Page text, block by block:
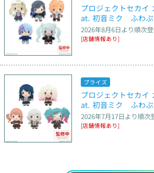
プロジェクトセカイ
at. 初音ミク　ふわ
d BAD SQUAD”～
2026年8月6日より順次
[店舗情報あり]
プライズ
プロジェクトセカイ
at. 初音ミク　ふわ
need”～Brand New
2026年7月17日より順次
[店舗情報あり]